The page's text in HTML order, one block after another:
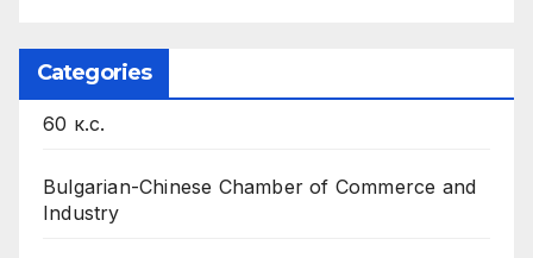
Categories
60 к.с.
Bulgarian-Chinese Chamber of Commerce and
Industry